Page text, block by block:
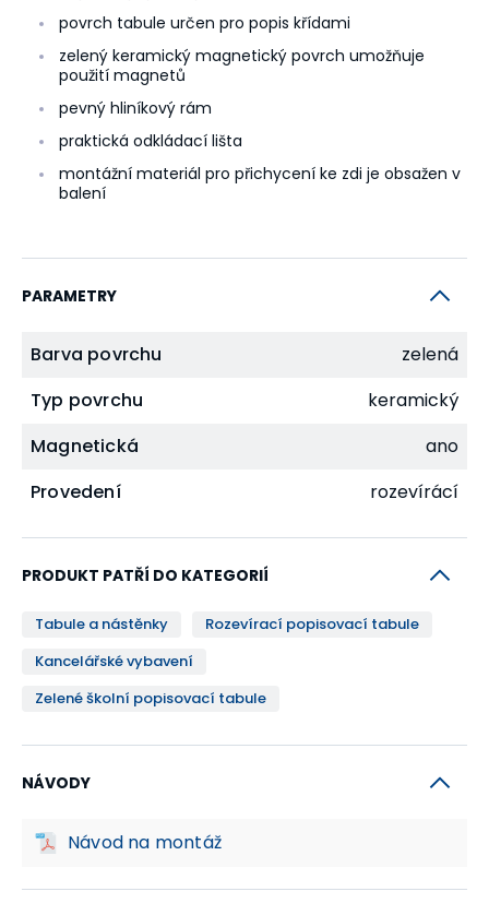
povrch tabule určen pro popis křídami
zelený keramický magnetický povrch umožňuje
použití magnetů
pevný hliníkový rám
praktická odkládací lišta
montážní materiál pro přichycení ke zdi je obsažen v
balení
PARAMETRY
Barva povrchu
zelená
Typ povrchu
keramický
Magnetická
ano
Provedení
rozevírácí
PRODUKT PATŘÍ DO KATEGORIÍ
Tabule a nástěnky
Rozevírací popisovací tabule
Kancelářské vybavení
Zelené školní popisovací tabule
NÁVODY
Návod na montáž